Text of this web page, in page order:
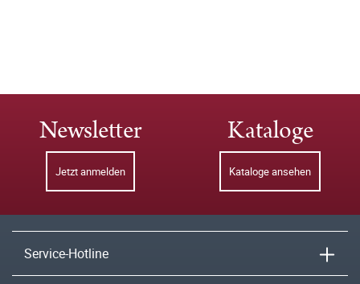
Newsletter
Jetzt anmelden
Kataloge
Kataloge ansehen
Service-Hotline